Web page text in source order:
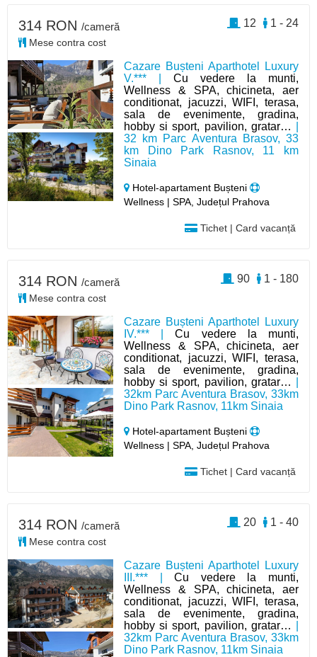
Cazare Bușteni Aparthotel Luxury
V.*** |Cu vedere la munti,
Wellness & SPA, chicineta, aer
conditionat, jacuzzi, WIFI, terasa,
sala de evenimente, gradina,
hobby si sport, pavilion, gratar…
32 km Parc Aventura Brasov, 33
km Dino Park Rasnov, 11 km
Sinaia
Hotel-apartament Bușteni
Wellness | SPA, Județul Prahova
Tichet | Card vacanță
314 RON /cameră
Mese contra cost
1 - 24
12
Cazare Bușteni Aparthotel Luxury
IV.*** |Cu vedere la munti,
Wellness & SPA, chicineta, aer
conditionat, jacuzzi, WIFI, terasa,
sala de evenimente, gradina,
hobby si sport, pavilion, gratar…
32km Parc Aventura Brasov, 33km
Dino Park Rasnov, 11km Sinaia
Hotel-apartament Bușteni
Wellness | SPA, Județul Prahova
Tichet | Card vacanță
314 RON /cameră
Mese contra cost
1 - 180
90
Cazare Bușteni Aparthotel Luxury
III.*** |Cu vedere la munti,
Wellness & SPA, chicineta, aer
conditionat, jacuzzi, WIFI, terasa,
sala de evenimente, gradina,
hobby si sport, pavilion, gratar…
32km Parc Aventura Brasov, 33km
Dino Park Rasnov, 11km Sinaia
314 RON /cameră
Mese contra cost
1 - 40
20